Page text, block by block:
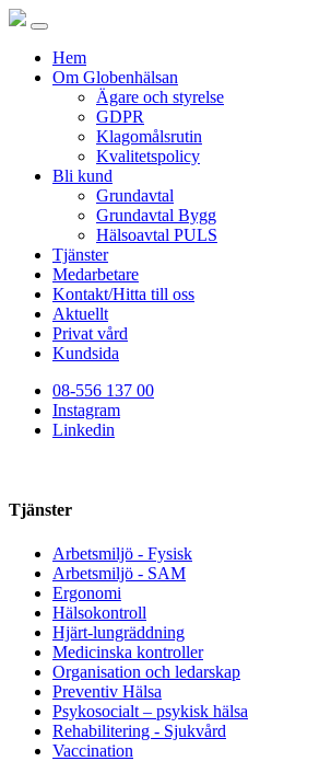
Hem
Om Globenhälsan
Ägare och styrelse
GDPR
Klagomålsrutin
Kvalitetspolicy
Bli kund
Grundavtal
Grundavtal Bygg
Hälsoavtal PULS
Tjänster
Medarbetare
Kontakt/Hitta till oss
Aktuellt
Privat vård
Kundsida
08-556 137 00
Instagram
Linkedin
Tjänster
Arbetsmiljö - Fysisk
Arbetsmiljö - SAM
Ergonomi
Hälsokontroll
Hjärt-lungräddning
Medicinska kontroller
Organisation och ledarskap
Preventiv Hälsa
Psykosocialt – psykisk hälsa
Rehabilitering - Sjukvård
Vaccination